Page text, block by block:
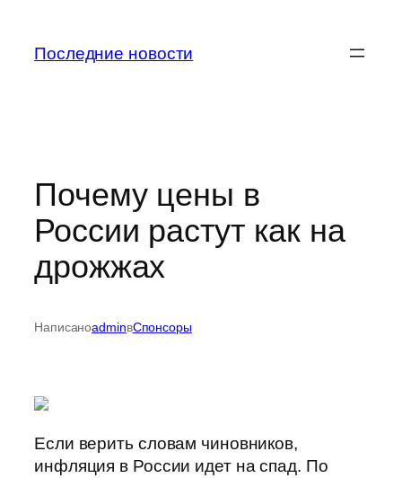
содержимому
Последние новости
Почему цены в
России растут как на
дрожжах
НаписаноadminвСпонсоры
Если верить словам чиновников,
инфляция в России идет на спад. По